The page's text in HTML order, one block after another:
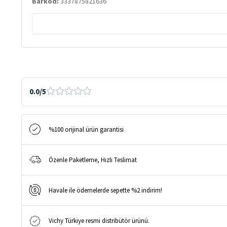
0.0/5
%100 orijinal ürün garantisi
Özenle Paketleme, Hızlı Teslimat
Havale ile ödemelerde sepette %2 indirim!
Vichy Türkiye resmi distribütör ürünü.